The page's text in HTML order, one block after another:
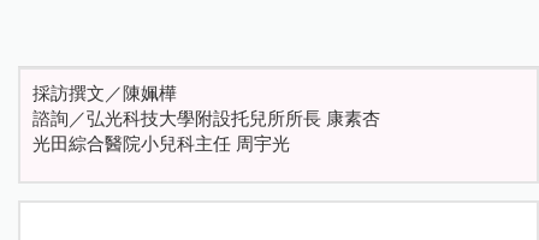
採訪撰文／陳姵樺
諮詢／弘光科技大學附設托兒所所長 康素杏
光田綜合醫院小兒科主任 周宇光